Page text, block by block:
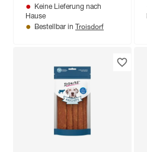
Keine Lieferung nach
Hause
Bestellbar in Troisdorf